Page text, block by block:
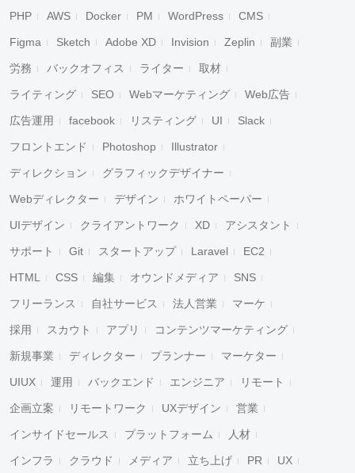
PHP AWS Docker PM WordPress CMS
Figma Sketch Adobe XD Invision Zeplin 副業
労務 バックオフィス ライター 取材
ライティング SEO Webマーケティング Web広告
広告運用 facebook リスティング UI Slack
フロントエンド Photoshop Illustrator
ディレクション グラフィックデザイナー
Webディレクター デザイン ホワイトペーパー
UIデザイン クライアントワーク XD アシスタント
サポート Git スタートアップ Laravel EC2
HTML CSS 編集 オウンドメディア SNS
フリーランス 自社サービス 法人営業 マーケ
採用 スカウト アプリ コンテンツマーケティング
新規事業 ディレクター プランナー マーケター
UIUX 運用 バックエンド エンジニア リモート
企画立案 リモートワーク UXデザイン 営業
インサイドセールス プラットフォーム 人材
インフラ クラウド メディア 立ち上げ PR UX